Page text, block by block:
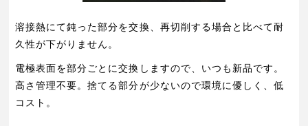
溶接熱にて鈍った部分を交換、再切削する場合と比べて耐
久性が下がりません。
電極表面を部分ごとに交換しますので、いつも新品です。
高さ管理不要。捨てる部分が少ないので環境に優しく、低
コスト。